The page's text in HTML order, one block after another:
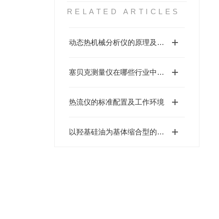
RELATED ARTICLES
动态热机械分析仪的原理及构成
塞贝克测量仪在哪些行业中有应用？
热流仪的标准配置及工作环境
以羟基硅油为基体缩合型的“导热界面材料”是什么？